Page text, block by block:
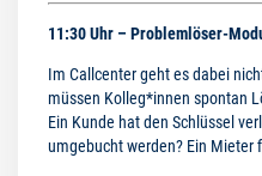
11:30 Uhr – Problemlöser-
Im Callcenter geht es dabei
müssen Kolleg*innen spontan
Ein Kunde hat den Schlüssel
umgebucht werden? Ein Mieter